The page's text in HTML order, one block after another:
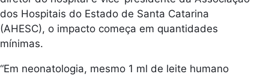
dos Hospitais do Estado de Santa Catarina
(AHESC), o impacto começa em quantidades
mínimas.
“Em neonatologia, mesmo 1 ml de leite humano